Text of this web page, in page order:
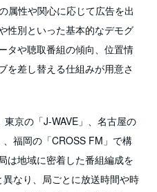
属性や関心に応じて広告を出
性別といった基本的なデモグ
タや聴取番組の傾向、位置情
を差し替える仕組みが用意さ
京の「J-WAVE」、名古屋の
、福岡の「CROSS FM」で構
は地域に密着した番組編成を
なり、局ごとに放送時間や時